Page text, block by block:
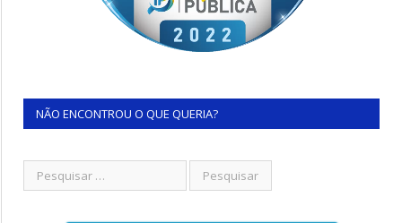
NÃO ENCONTROU O QUE QUERIA?